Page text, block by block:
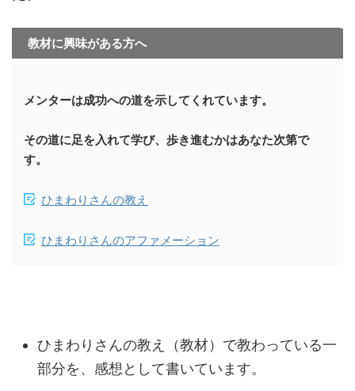
教材に興味がある方へ
メンターは成功への道を示してくれています。
その道に足を入れて学び、歩き進むかはあなた次第で
す。
ひまわりさんの教え
ひまわりさんのアファメーション
ひまわりさんの教え（教材）で教わっている一
部分を、感想として書いています。